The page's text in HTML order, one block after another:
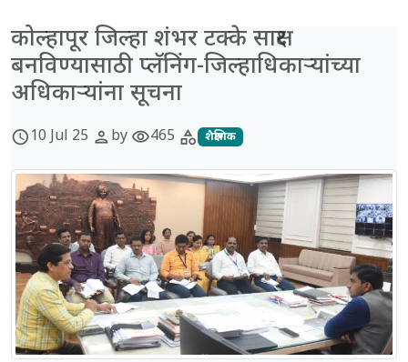
कोल्हापूर जिल्हा शंभर टक्के साक्षर
बनविण्यासाठी प्लॅनिंग-जिल्हाधिकाऱ्यांच्या
अधिकाऱ्यांना सूचना
schedule10 Jul 25 personby visibility465 category शैक्षणिक